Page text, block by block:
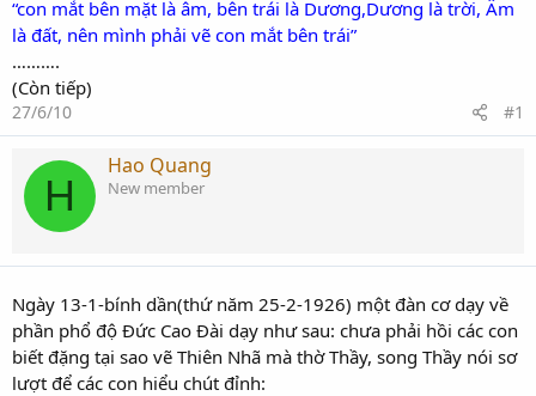
“con mắt bên mặt là âm, bên trái là Dương,Dương là trời, Âm
là đất, nên mình phải vẽ con mắt bên trái”
……….
(Còn tiếp)
27/6/10 #1
H
Hao Quang
New member
Ngày 13-1-bính dần(thứ năm 25-2-1926) một đàn cơ dạy về
phần phổ độ Đức Cao Đài dạy như sau: chưa phải hồi các con
biết đặng tại sao vẽ Thiên Nhã mà thờ Thầy, song Thầy nói sơ
lượt để các con hiểu chút đỉnh: